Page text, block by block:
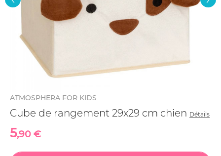
ATMOSPHERA FOR KIDS
Cube de rangement 29x29 cm chien Détails
5,90 €